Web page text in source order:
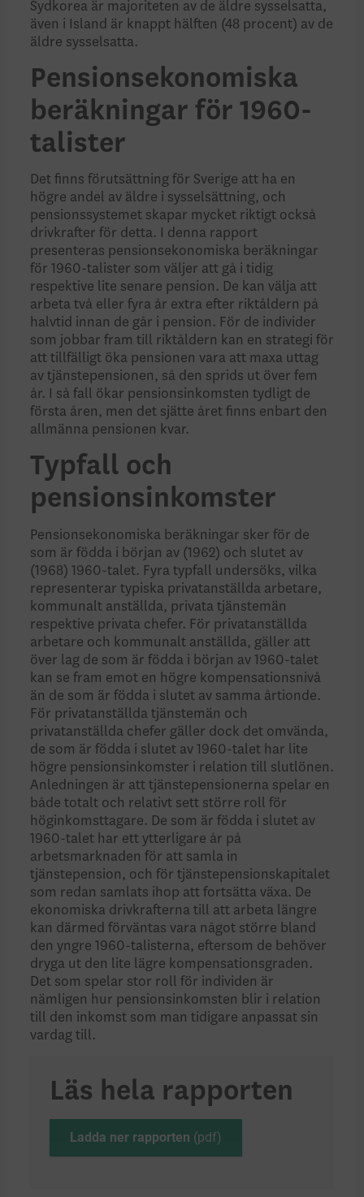
Sydkorea är majoriteten av de äldre sysselsatta,
även i Island är knappt hälften (48 procent) av de
äldre sysselsatta.
Pensionsekonomiska
beräkningar för 1960-
talister
Det finns förutsättning för Sverige att ha en
högre andel av äldre i sysselsättning, och
pensionssystemet skapar mycket riktigt också
drivkrafter för detta. I denna rapport
presenteras pensionsekonomiska beräkningar
för 1960-talister som väljer att gå i tidig
respektive lite senare pension. De kan välja att
arbeta två eller fyra år extra efter riktåldern på
halvtid innan de går i pension. För de individer
som jobbar fram till riktåldern kan en strategi för
att tillfälligt öka pensionen vara att maxa uttag
av tjänstepensionen, så den sprids ut över fem
år. I så fall ökar pensionsinkomsten tydligt de
första åren, men det sjätte året finns enbart den
allmänna pensionen kvar.
Typfall och
pensionsinkomster
Pensionsekonomiska beräkningar sker för de
som är födda i början av (1962) och slutet av
(1968) 1960-talet. Fyra typfall undersöks, vilka
representerar typiska privatanställda arbetare,
kommunalt anställda, privata tjänstemän
respektive privata chefer. För privatanställda
arbetare och kommunalt anställda, gäller att
över lag de som är födda i början av 1960-talet
kan se fram emot en högre kompensationsnivå
än de som är födda i slutet av samma årtionde.
För privatanställda tjänstemän och
privatanställda chefer gäller dock det omvända,
de som är födda i slutet av 1960-talet har lite
högre pensionsinkomster i relation till slutlönen.
Anledningen är att tjänstepensionerna spelar en
både totalt och relativt sett större roll för
höginkomsttagare. De som är födda i slutet av
1960-talet har ett ytterligare år på
arbetsmarknaden för att samla in
tjänstepension, och för tjänstepensionskapitalet
som redan samlats ihop att fortsätta växa. De
ekonomiska drivkrafterna till att arbeta längre
kan därmed förväntas vara något större bland
den yngre 1960-talisterna, eftersom de behöver
dryga ut den lite lägre kompensationsgraden.
Det som spelar stor roll för individen är
nämligen hur pensionsinkomsten blir i relation
till den inkomst som man tidigare anpassat sin
vardag till.
Läs hela rapporten
Ladda ner rapporten